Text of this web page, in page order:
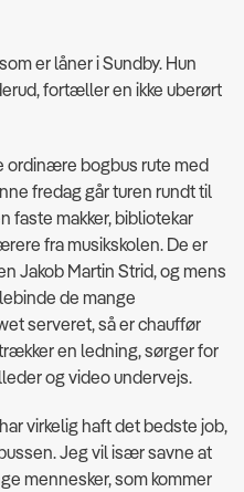
er låner i Sundby. Hun
fortæller en ikke uberørt
ordinære bogbus rute med
fredag går turen rundt til
faste makker, bibliotekar
fra musikskolen. De er
Jakob Martin Strid, og mens
de mange
serveret, så er chauffør
en ledning, sørger for
og video undervejs.
virkelig haft det bedste job,
Jeg vil især savne at
mennesker, som kommer